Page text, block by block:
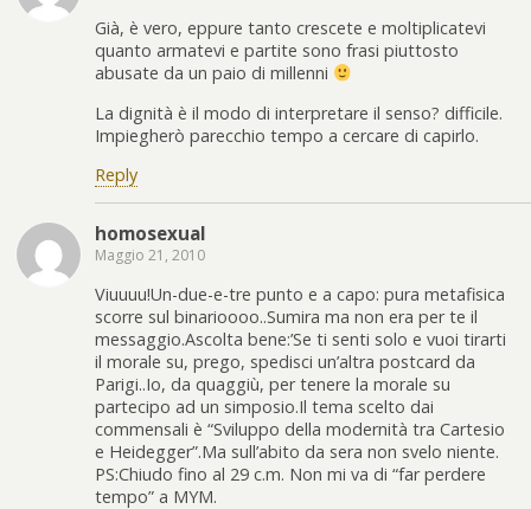
Già, è vero, eppure tanto crescete e moltiplicatevi
quanto armatevi e partite sono frasi piuttosto
abusate da un paio di millenni
La dignità è il modo di interpretare il senso? difficile.
Impiegherò parecchio tempo a cercare di capirlo.
Reply
homosexual
Maggio 21, 2010
Viuuuu!Un-due-e-tre punto e a capo: pura metafisica
scorre sul binarioooo..Sumira ma non era per te il
messaggio.Ascolta bene:’Se ti senti solo e vuoi tirarti
il morale su, prego, spedisci un’altra postcard da
Parigi..Io, da quaggiù, per tenere la morale su
partecipo ad un simposio.Il tema scelto dai
commensali è “Sviluppo della modernità tra Cartesio
e Heidegger”.Ma sull’abito da sera non svelo niente.
PS:Chiudo fino al 29 c.m. Non mi va di “far perdere
tempo” a MYM.